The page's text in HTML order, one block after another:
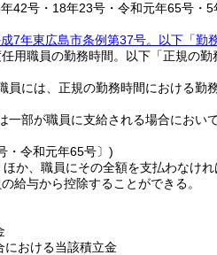
42号・18年23号・令和元年65号・
7年東広島市条例第37号。以下「勤
用職員の勤務時間。以下「正規の勤
には、正規の勤務時間における勤
部が職員に支給される場合におい
・令和元年65号〕)
か、職員にその全額を支払わなけれ
給与から控除することができる。
おける当該積立金